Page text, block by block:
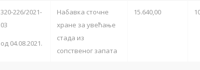
320-226/2021-
03
од 04.08.2021.
Набавка сточне
хране за увећање
стада из
сопственог запата
15.640,00